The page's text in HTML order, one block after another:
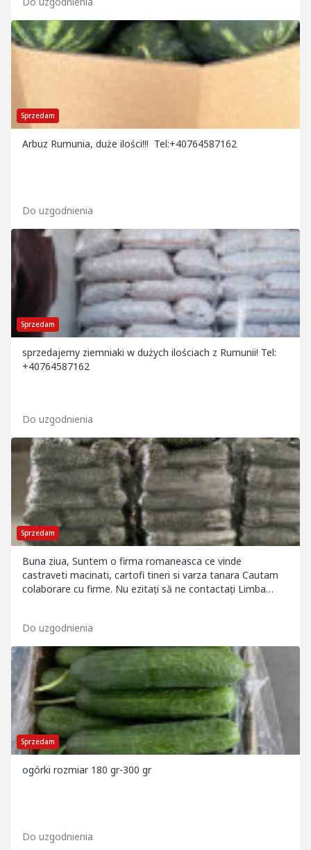
Sprzedam
Arbuz Rumunia, duże ilości!!! Tel:+40764587162
Do uzgodnienia
Sprzedam
sprzedajemy ziemniaki w dużych ilościach z Rumunii! Tel:
+40764587162
Do uzgodnienia
Sprzedam
Buna ziua, Suntem o firma romaneasca ce vinde
castraveti macinati, cartofi tineri si varza tanara Cautam
colaborare cu firme. Nu ezitați să ne contactați Limba
Do uzgodnienia
Sprzedam
ogórki rozmiar 180 gr-300 gr
Do uzgodnienia